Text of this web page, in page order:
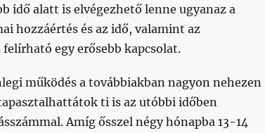
idő alatt is elvégezhető lenne ugyanaz a
hozzáértés és az idő, valamint az
egy erősebb kapcsolat.
működés a továbbiakban nagyon nehezen
ti is az utóbbi időben
Amíg ősszel négy hónapba 13-14